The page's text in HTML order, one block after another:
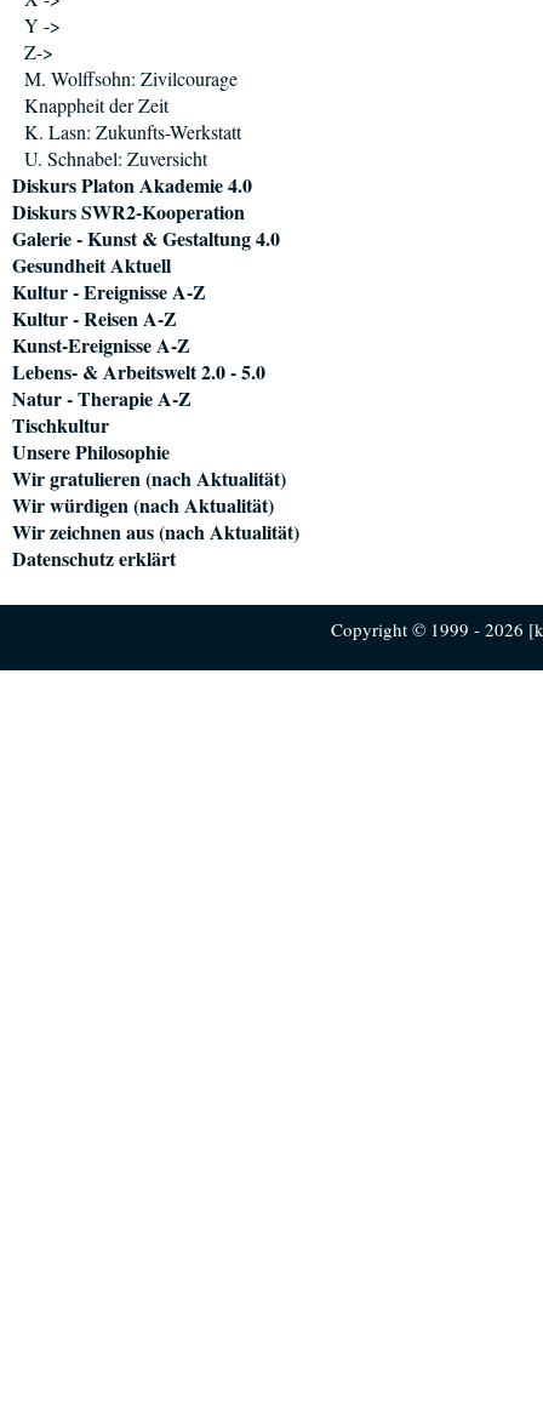
Y ->
Z->
M. Wolffsohn: Zivilcourage
Knappheit der Zeit
K. Lasn: Zukunfts-Werkstatt
U. Schnabel: Zuversicht
Diskurs Platon Akademie 4.0
Diskurs SWR2-Kooperation
Galerie - Kunst & Gestaltung 4.0
Gesundheit Aktuell
Kultur - Ereignisse A-Z
Kultur - Reisen A-Z
Kunst-Ereignisse A-Z
Lebens- & Arbeitswelt 2.0 - 5.0
Natur - Therapie A-Z
Tischkultur
Unsere Philosophie
Wir gratulieren (nach Aktualität)
Wir würdigen (nach Aktualität)
Wir zeichnen aus (nach Aktualität)
Datenschutz erklärt
Copyright © 1999 - 2026